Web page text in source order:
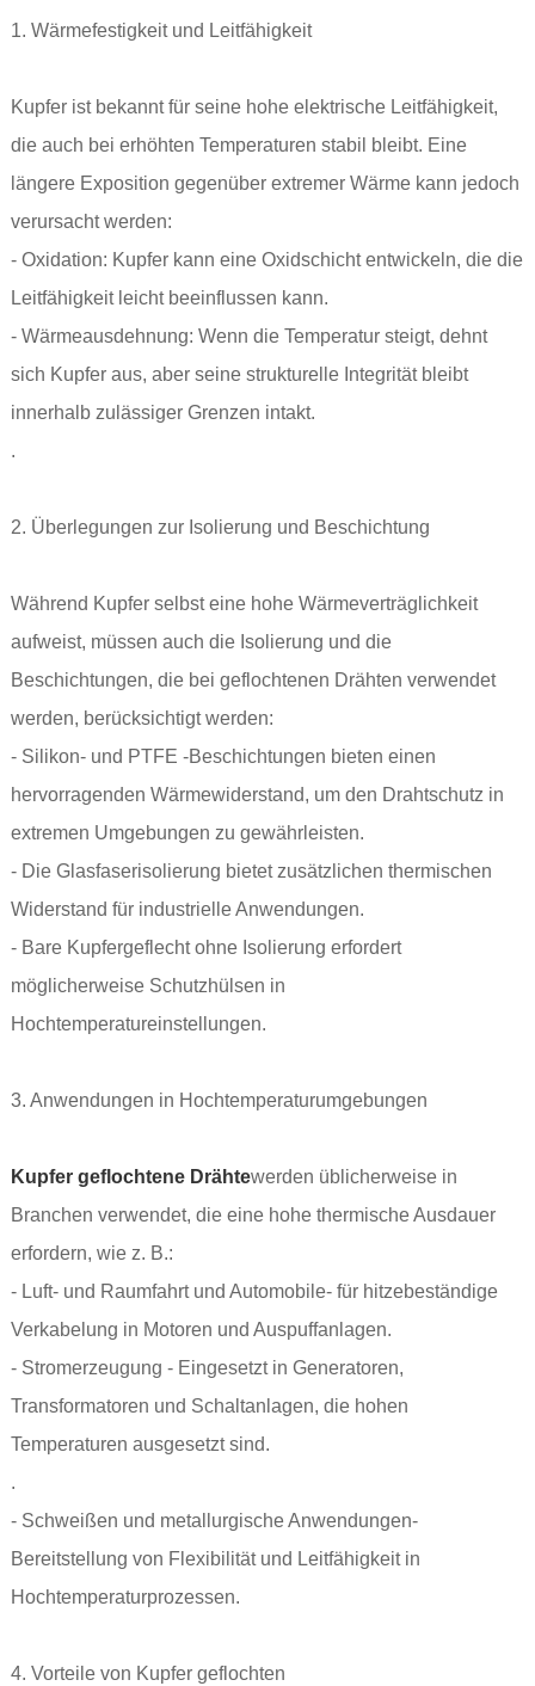
1. Wärmefestigkeit und Leitfähigkeit
Kupfer ist bekannt für seine hohe elektrische Leitfähigkeit,
die auch bei erhöhten Temperaturen stabil bleibt. Eine
längere Exposition gegenüber extremer Wärme kann jedoch
verursacht werden:
- Oxidation: Kupfer kann eine Oxidschicht entwickeln, die die
Leitfähigkeit leicht beeinflussen kann.
- Wärmeausdehnung: Wenn die Temperatur steigt, dehnt
sich Kupfer aus, aber seine strukturelle Integrität bleibt
innerhalb zulässiger Grenzen intakt.
.
2. Überlegungen zur Isolierung und Beschichtung
Während Kupfer selbst eine hohe Wärmeverträglichkeit
aufweist, müssen auch die Isolierung und die
Beschichtungen, die bei geflochtenen Drähten verwendet
werden, berücksichtigt werden:
- Silikon- und PTFE -Beschichtungen bieten einen
hervorragenden Wärmewiderstand, um den Drahtschutz in
extremen Umgebungen zu gewährleisten.
- Die Glasfaserisolierung bietet zusätzlichen thermischen
Widerstand für industrielle Anwendungen.
- Bare Kupfergeflecht ohne Isolierung erfordert
möglicherweise Schutzhülsen in
Hochtemperatureinstellungen.
3. Anwendungen in Hochtemperaturumgebungen
Kupfer geflochtene Drähtewerden üblicherweise in
Branchen verwendet, die eine hohe thermische Ausdauer
erfordern, wie z. B.:
- Luft- und Raumfahrt und Automobile- für hitzebeständige
Verkabelung in Motoren und Auspuffanlagen.
- Stromerzeugung - Eingesetzt in Generatoren,
Transformatoren und Schaltanlagen, die hohen
Temperaturen ausgesetzt sind.
.
- Schweißen und metallurgische Anwendungen-
Bereitstellung von Flexibilität und Leitfähigkeit in
Hochtemperaturprozessen.
4. Vorteile von Kupfer geflochten